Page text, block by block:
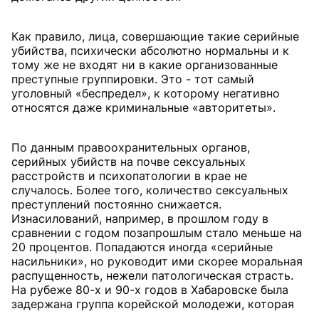
Как правило, лица, совершающие такие серийные
убийства, психически абсолютно нормальны и к
тому же не входят ни в какие организованные
преступные группировки. Это - тот самый
уголовный «беспредел», к которому негативно
относятся даже криминальные «авторитеты».
По данным правоохранительных органов,
серийных убийств на почве сексуальных
расстройств и психопатологии в крае не
случалось. Более того, количество сексуальных
преступлений постоянно снижается.
Изнасилований, например, в прошлом году в
сравнении с годом позапрошлым стало меньше на
20 процентов. Попадаются иногда «серийные
насильники», но руководит ими скорее моральная
распущенность, нежели патологическая страсть.
На рубеже 80-х и 90-х годов в Хабаровске была
задержана группа корейской молодежи, которая